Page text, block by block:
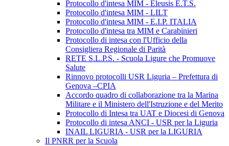
Protocollo d'intesa MIM - Eleusis E.T.S.
Protocollo d'intesa MIM - LILT
Protocollo d'intesa MIM - E.I.P. ITALIA
Protocollo d'intesa tra MIM e Carabinieri
Protocollo di intesa con l'Ufficio della
Consigliera Regionale di Parità
RETE S.L.P.S. - Scuola Ligure che Promuove
Salute
Rinnovo protocolli USR Liguria – Prefettura di
Genova –CPIA
Accordo quadro di collaborazione tra la Marina
Militare e il Ministero dell'Istruzione e del Merito
Protocollo di Intesa tra UAT e Diocesi di Genova
Protocollo di intesa ANCI - USR per la Liguria
INAIL LIGURIA - USR per la LIGURIA
Il PNRR per la Scuola